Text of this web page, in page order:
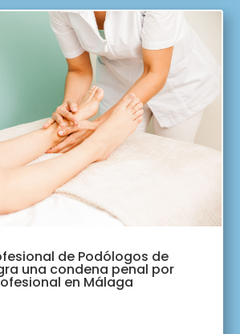
de Podólogos de
una condena penal por
en Málaga